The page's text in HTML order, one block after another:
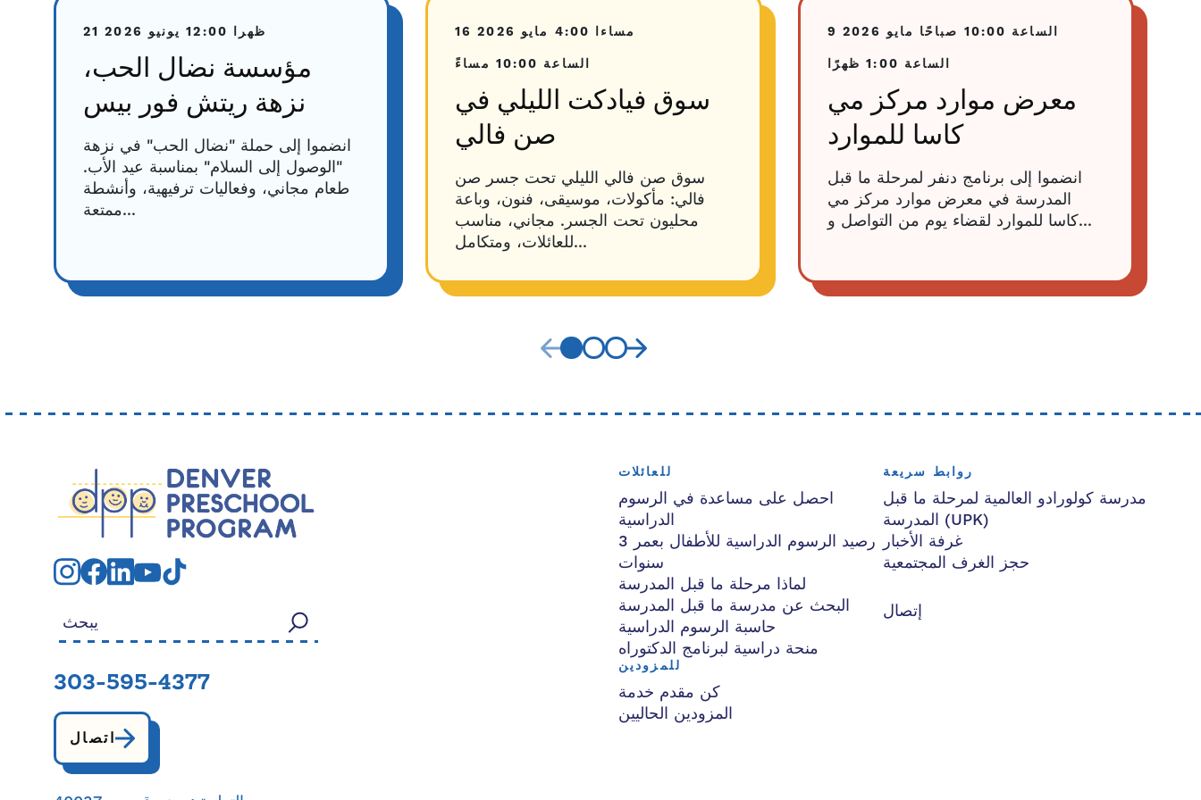
21 يونيو 2026 12:00 ظهرا
مؤسسة نضال الحب،
نزهة ريتش فور بيس
انضموا إلى حملة "نضال الحب" في نزهة
"الوصول إلى السلام" بمناسبة عيد الأب.
طعام مجاني، وفعاليات ترفيهية، وأنشطة
ممتعة...
16 مايو 2026
4:00 مساءا
الساعة 10:00 مساءً
سوق فيادكت الليلي في
صن فالي
سوق صن فالي الليلي تحت جسر صن
فالي: مأكولات، موسيقى، فنون، وباعة
محليون تحت الجسر. مجاني، مناسب
للعائلات، ومتكامل...
9 مايو 2026
الساعة 10:00 صباحًا
الساعة 1:00 ظهرًا
معرض موارد مركز مي
كاسا للموارد
انضموا إلى برنامج دنفر لمرحلة ما قبل
المدرسة في معرض موارد مركز مي
كاسا للموارد لقضاء يوم من التواصل و...
303-595-4377
اتصال
للعائلات
احصل على مساعدة في الرسوم
الدراسية
رصيد الرسوم الدراسية للأطفال بعمر 3
سنوات
لماذا مرحلة ما قبل المدرسة
البحث عن مدرسة ما قبل المدرسة
حاسبة الرسوم الدراسية
منحة دراسية لبرنامج الدكتوراه
للمزودين
كن مقدم خدمة
المزودين الحاليين
روابط سريعة
مدرسة كولورادو العالمية لمرحلة ما قبل
المدرسة (UPK)
غرفة الأخبار
حجز الغرف المجتمعية
إتصال